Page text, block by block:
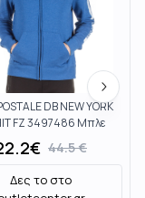
DB NEW YORK
FZ 3497486 Μπλε
€ 44.5€
Δες το στο